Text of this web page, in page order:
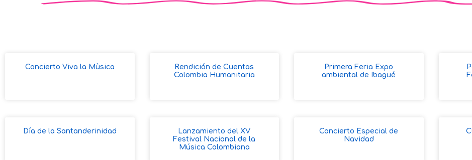
Concierto Viva la Mùsica
Rendición de Cuentas
Colombia Humanitaria
Primera Feria Expo
ambiental de Ibagué
Día de la Santanderinidad
Lanzamiento del XV
Festival Nacional de la
Música Colombiana
Concierto Especial de
Navidad